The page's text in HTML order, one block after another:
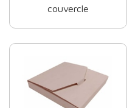
couvercle